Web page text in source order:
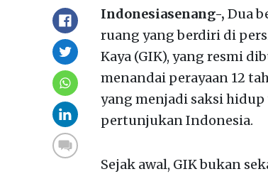
Indonesiasenang-, Dua
ruang yang berdiri di
Kaya (GIK), yang resmi
menandai perayaan 12
yang menjadi saksi
pertunjukan Indonesia.
Sejak awal, GIK bukan